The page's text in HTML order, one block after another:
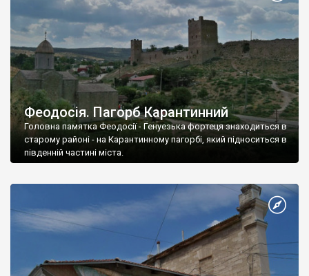
Феодосія. Пагорб Карантинний
Головна памятка Феодосії - Генуезька фортеця знаходиться в
старому районі - на Карантинному пагорбі, який підноситься в
південній частині міста.